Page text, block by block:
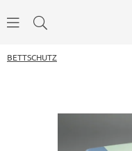
BETTSCHUTZ